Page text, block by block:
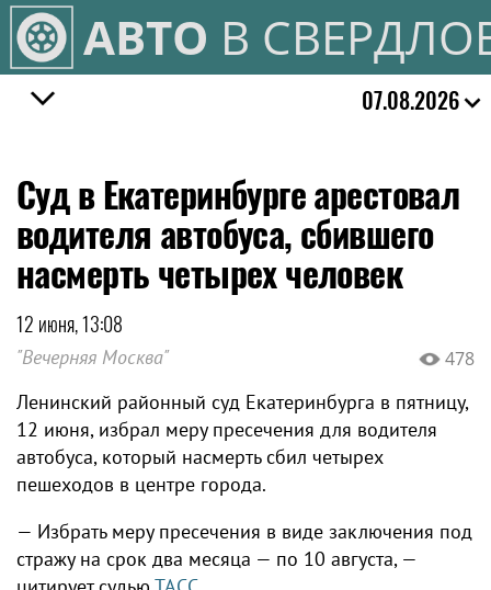
АВТО В
07.08.2026
Суд в Екатеринбурге арестовал
водителя автобуса, сбившего
насмерть четырех человек
12 июня, 13:08
"Вечерняя Москва" 478
Ленинский районный суд Екатеринбурга в пятницу,
12 июня, избрал меру пресечения для водителя
автобуса, который насмерть сбил четырех
пешеходов в центре города.
— Избрать меру пресечения в виде заключения под
стражу на срок два месяца — по 10 августа, —